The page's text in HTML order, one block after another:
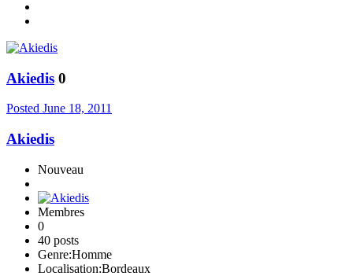
Akiedis 0
Posted June 18, 2011
Akiedis
Nouveau
Membres
0
40 posts
Genre:Homme
Localisation:Bordeaux